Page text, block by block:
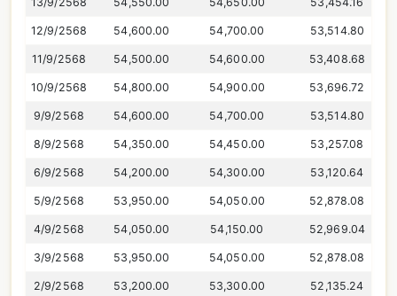
12/9/2568 54,600.00 54,700.00 53,514.80
11/9/2568 54,500.00 54,600.00 53,408.68
10/9/2568 54,800.00 54,900.00 53,696.72
9/9/2568 54,600.00 54,700.00 53,514.80
8/9/2568 54,350.00 54,450.00 53,257.08
6/9/2568 54,200.00 54,300.00 53,120.64
5/9/2568 53,950.00 54,050.00 52,878.08
4/9/2568 54,050.00 54,150.00 52,969.04
3/9/2568 53,950.00 54,050.00 52,878.08
2/9/2568 53,200.00 53,300.00 52,135.24